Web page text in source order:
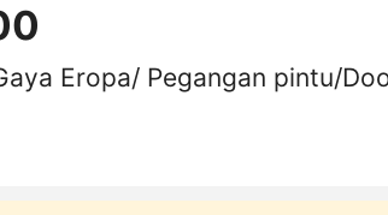
Eropa/ Pegangan pintu/